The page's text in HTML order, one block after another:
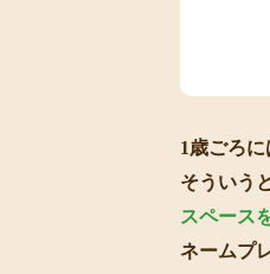
1歳ごろ
そういう
スペース
ネームプ